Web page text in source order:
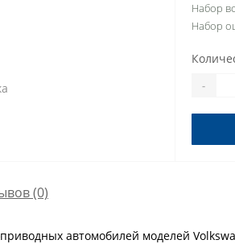
Набор
Набор
-
(0)
автомобилей моделей